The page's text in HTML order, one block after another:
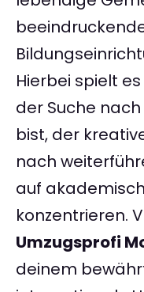
Hierbei spielt
der Suche
bist, der
nach
auf
konzentrieren.
Umzugsprofi
deinem